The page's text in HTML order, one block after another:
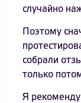
случайно
Поэтому
собрали
только
Я